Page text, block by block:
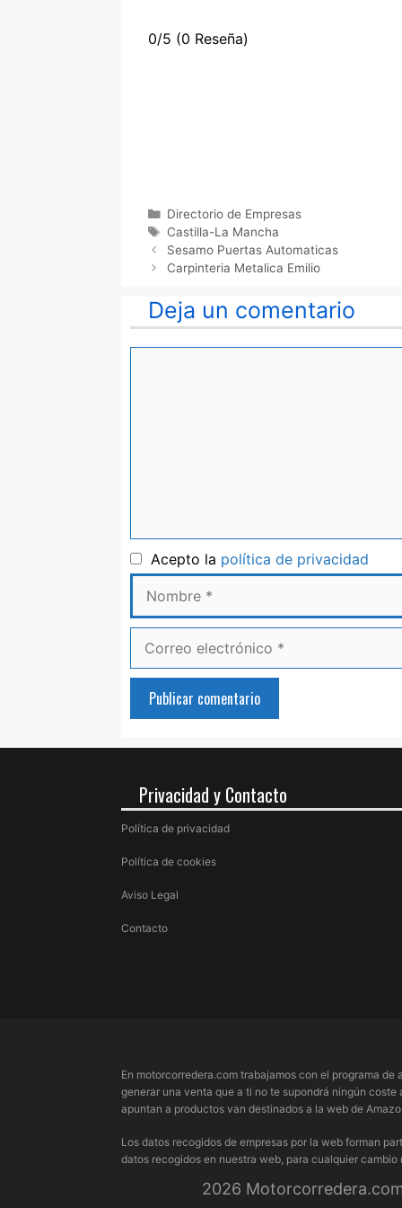
0/5 (0 Reseña)
Categorías
Directorio de Empresas
Etiquetas
Castilla-La Mancha
Sesamo Puertas Automaticas
Carpinteria Metalica Emilio
Deja un comentario
Acepto la política de privacidad
electrónico
Privacidad y Contacto
Política de privacidad
Política de cookies
Aviso Legal
Contacto
En motorcorredera.com trabajamos con el programa
generar una venta que a ti no te supondrá ningún
apuntan a productos van destinados a la web de
Los datos recogidos de empresas por la web forman
datos recogidos en nuestra web, para cualquier cambio
2026